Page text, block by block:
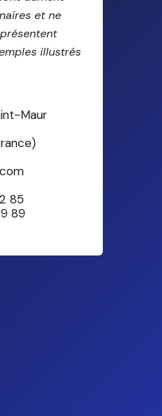
et ne
illustrés
Maur
85
89